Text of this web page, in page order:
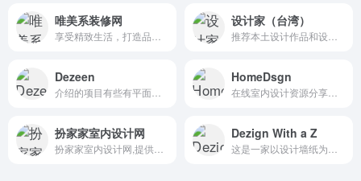
唯美系装修网 设计家（台湾）
Dezeen HomeDsgn
扮家家室内设计网 Dezign With a Z